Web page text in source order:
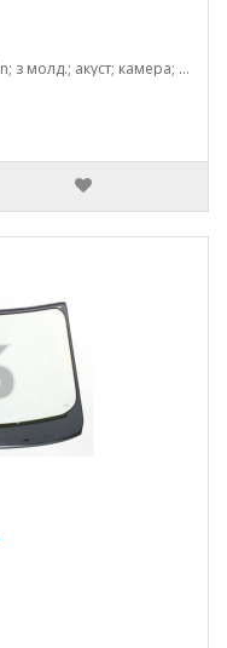
Примітка: зел.; кріп.датч.волог./світл. ; vin; з молд.; акуст; камера; проекція; 1568*863